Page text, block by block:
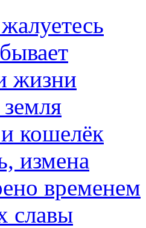
жизни
кошелёк
измена
временем
славы